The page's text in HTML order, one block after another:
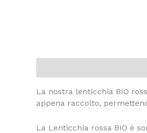
La nostra lenticchia BIO
appena raccolto,
La Lenticchia rossa BIO è